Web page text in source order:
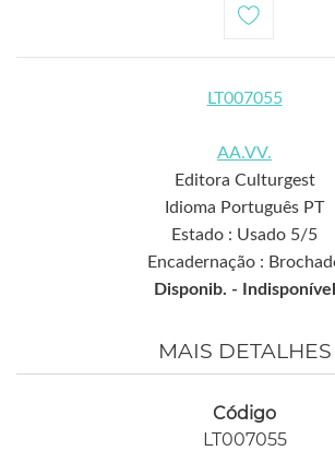
LT007055
AA.VV.
Editora Culturgest
Idioma Português PT
Estado : Usado 5/5
Encadernação :
Disponib. -
Indisponível
MAIS DETALHES
Código
LT007055